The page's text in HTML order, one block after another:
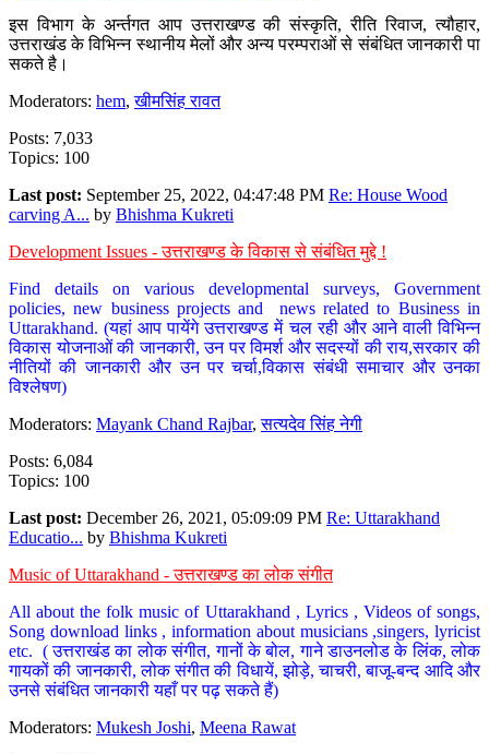
इस विभाग के अर्न्तगत आप उत्तराखण्ड की संस्कृति, रीति रिवाज, त्यौहार,
उत्तराखंड के विभिन्न स्थानीय मेलों और अन्य परम्पराओं से संबंधित जानकारी पा
सकते है।
Moderators: hem,खीमसिंह रावत
Posts: 7,033
Topics: 100
Last post: September 25, 2022, 04:47:48 PM Re: House Wood
carving A... by Bhishma Kukreti
Development Issues - उत्तराखण्ड के विकास से संबंधित मुद्दे !
Find details on various developmental surveys, Government
policies, new business projects and news related to Business in
Uttarakhand. (यहां आप पायेंगे उत्तराखण्ड में चल रही और आने वाली विभिन्न
विकास योजनाओं की जानकारी, उन पर विमर्श और सदस्यों की राय,सरकार की
नीतियों की जानकारी और उन पर चर्चा,विकास संबंधी समाचार और उनका
विश्लेषण)
Moderators: Mayank Chand Rajbar,सत्यदेव सिंह नेगी
Posts: 6,084
Topics: 100
Last post: December 26, 2021, 05:09:09 PM Re: Uttarakhand
Educatio... by Bhishma Kukreti
Music of Uttarakhand - उत्तराखण्ड का लोक संगीत
All about the folk music of Uttarakhand , Lyrics , Videos of songs,
Song download links , information about musicians ,singers, lyricist
etc. ( उत्तराखंड का लोक संगीत, गानों के बोल, गाने डाउनलोड के लिंक, लोक
गायकों की जानकारी, लोक संगीत की विधायें, झोड़े, चाचरी, बाजू-बन्द आदि और
उनसे संबंधित जानकारी यहाँ पर पढ़ सकते हैं)
Moderators: Mukesh Joshi, Meena Rawat